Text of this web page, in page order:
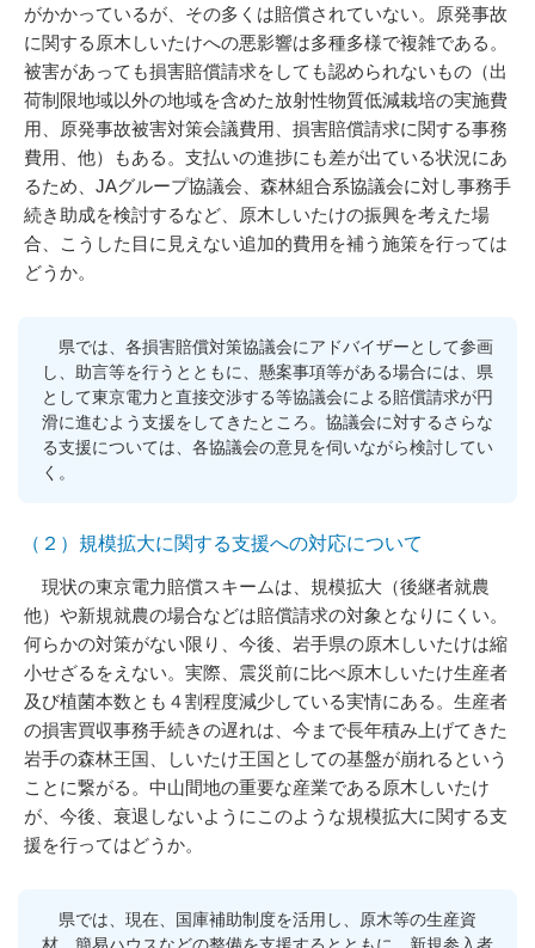
がかかっているが、その多くは賠償されていない。原発事故
に関する原木しいたけへの悪影響は多種多様で複雑である。
被害があっても損害賠償請求をしても認められないもの（出
荷制限地域以外の地域を含めた放射性物質低減栽培の実施費
用、原発事故被害対策会議費用、損害賠償請求に関する事務
費用、他）もある。支払いの進捗にも差が出ている状況にあ
るため、JAグループ協議会、森林組合系協議会に対し事務手
続き助成を検討するなど、原木しいたけの振興を考えた場
合、こうした目に見えない追加的費用を補う施策を行っては
どうか。
県では、各損害賠償対策協議会にアドバイザーとして参画
し、助言等を行うとともに、懸案事項等がある場合には、県
として東京電力と直接交渉する等協議会による賠償請求が円
滑に進むよう支援をしてきたところ。協議会に対するさらな
る支援については、各協議会の意見を伺いながら検討してい
く。
（２）規模拡大に関する支援への対応について
現状の東京電力賠償スキームは、規模拡大（後継者就農
他）や新規就農の場合などは賠償請求の対象となりにくい。
何らかの対策がない限り、今後、岩手県の原木しいたけは縮
小せざるをえない。実際、震災前に比べ原木しいたけ生産者
及び植菌本数とも４割程度減少している実情にある。生産者
の損害買収事務手続きの遅れは、今まで長年積み上げてきた
岩手の森林王国、しいたけ王国としての基盤が崩れるという
ことに繋がる。中山間地の重要な産業である原木しいたけ
が、今後、衰退しないようにこのような規模拡大に関する支
援を行ってはどうか。
県では、現在、国庫補助制度を活用し、原木等の生産資